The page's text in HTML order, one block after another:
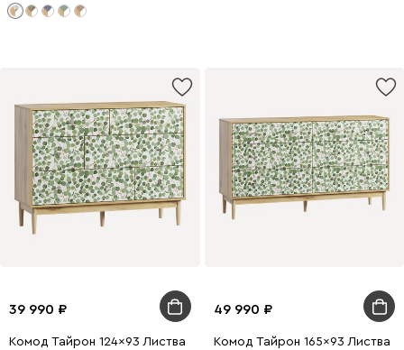
39 990
Комод Тайрон 124x93 Листва
49 990
Комод Тайрон 165x93 Листва